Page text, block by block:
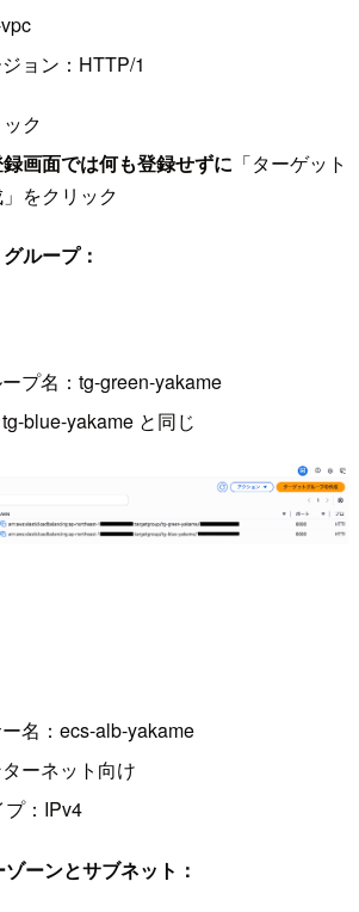
ョン：HTTP/1
ク
画面では何も登録せずに 「ターゲット
をクリック
ループ：
プ名：tg-green-yakame
blue-yakame と同じ
名：ecs-alb-yakame
ーネット向け
プ：IPv4
ーンとサブネット：